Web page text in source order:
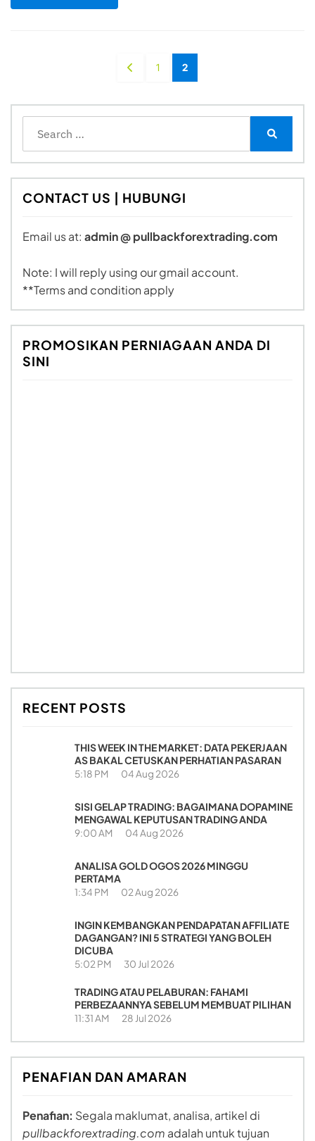
PREVIOUS
PAGE
1 PAGE
2
for:
CONTACT US | HUBUNGI
Email us at: admin @ pullbackforextrading.com
Note: I will reply using our gmail account.
**Terms and condition apply
PROMOSIKAN PERNIAGAAN ANDA DI
SINI
RECENT POSTS
THIS WEEK IN THE MARKET: DATA PEKERJAAN
AS BAKAL CETUSKAN PERHATIAN PASARAN
5:18 PM 04 Aug 2026
SISI GELAP TRADING: BAGAIMANA DOPAMINE
MENGAWAL KEPUTUSAN TRADING ANDA
9:00 AM 04 Aug 2026
ANALISA GOLD OGOS 2026 MINGGU
PERTAMA
1:34 PM 02 Aug 2026
INGIN KEMBANGKAN PENDAPATAN AFFILIATE
DAGANGAN? INI 5 STRATEGI YANG BOLEH
DICUBA
5:02 PM 30 Jul 2026
TRADING ATAU PELABURAN: FAHAMI
PERBEZAANNYA SEBELUM MEMBUAT PILIHAN
11:31 AM 28 Jul 2026
PENAFIAN DAN AMARAN
Penafian: Segala maklumat, analisa, artikel di
pullbackforextrading.com adalah untuk tujuan